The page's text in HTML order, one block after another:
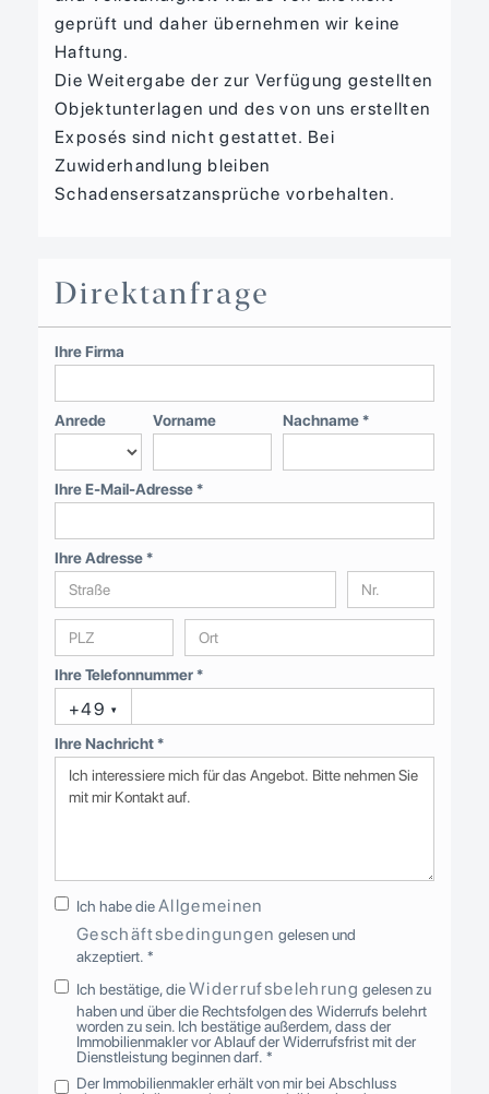
geprüft und daher übernehmen wir keine
Haftung.
Die Weitergabe der zur Verfügung gestellten
Objektunterlagen und des von uns erstellten
Exposés sind nicht gestattet. Bei
Zuwiderhandlung bleiben
Schadensersatzansprüche vorbehalten.
Direktanfrage
Ihre Firma
Anrede Vorname Nachname *
Ihre E-Mail-Adresse *
Ihre Adresse *
Ihre Telefonnummer *
+49 ▾
Ihre Nachricht *
Ich habe dieAllgemeinen
Geschäftsbedingungen gelesen und
akzeptiert. *
Ich bestätige, dieWiderrufsbelehrung gelesen zu
haben und über die Rechtsfolgen des Widerrufs belehrt
worden zu sein. Ich bestätige außerdem, dass der
Immobilienmakler vor Ablauf der Widerrufsfrist mit der
Dienstleistung beginnen darf. *
Der Immobilienmakler erhält von mir bei Abschluss